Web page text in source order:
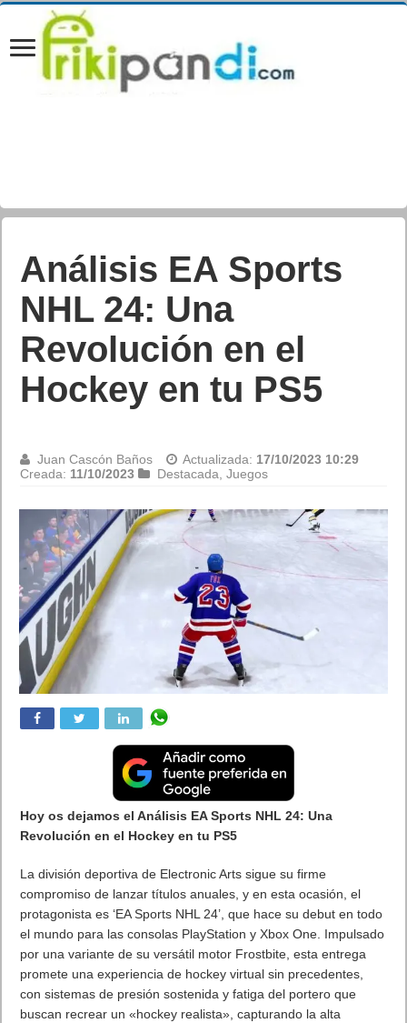
Análisis EA Sports
NHL 24: Una
Revolución en el
Hockey en tu PS5
Juan Cascón Baños Actualizada: 17/10/2023 10:29
Creada: 11/10/2023 Destacada ,Juegos
Hoy os dejamos el Análisis EA Sports NHL 24: Una
Revolución en el Hockey en tu PS5
La división deportiva de Electronic Arts sigue su firme
compromiso de lanzar títulos anuales, y en esta ocasión, el
protagonista es ‘EA Sports NHL 24’, que hace su debut en todo
el mundo para las consolas PlayStation y Xbox One. Impulsado
por una variante de su versátil motor Frostbite, esta entrega
promete una experiencia de hockey virtual sin precedentes,
con sistemas de presión sostenida y fatiga del portero que
buscan recrear un «hockey realista», capturando la alta